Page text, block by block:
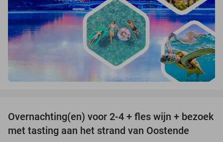
46%
Overnachting(en) voor 2-4 + fles wijn + bezoek
met tasting aan het strand van Oostende